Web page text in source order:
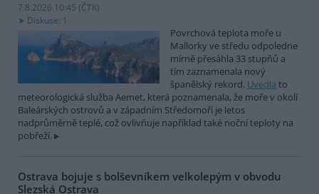
7.8.2026 10:45 (ČTK)
Diskuse: 1
Povrchová teplota moře u
Mallorky ve středu odpoledne
mírně přesáhla 33 stupňů a
tím zaznamenala nový
španělský rekord. Uvedla to
meteorologická služba Aemet, která poznamenala, že moře v okolí
Baleárských ostrovů a v západním Středomoří je letos
nadprůměrně teplé, což ovlivňuje například také noční teploty na
pobřeží.
Ostrava bojuje s bolševníkem velkolepým v obvodu
Slezská Ostrava